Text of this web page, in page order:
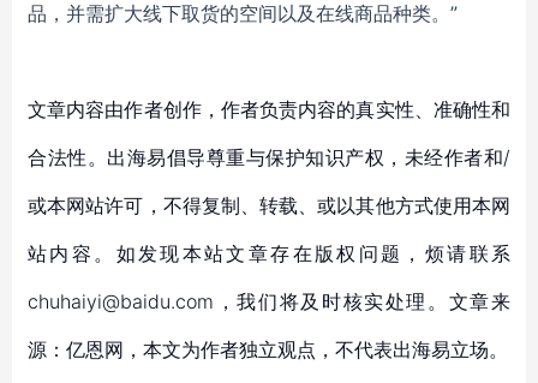
品， 并需扩大线下取货的空间以及在线商品种类。 ”
文章内容由作者创作，作者负责内容的真实性、准确性和
合法性。出海易倡导尊重与保护知识产权，未经作者和/
或本网站许可，不得复制、转载、或以其他方式使用本网
站内容。如发现本站文章存在版权问题，烦请联系
chuhaiyi@baidu.com，我们将及时核实处理。文章来
源：亿恩网，本文为作者独立观点，不代表出海易立场。